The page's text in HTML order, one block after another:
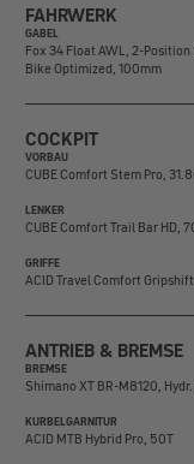
FAHRWERK
GABEL
Fox 34 Float AWL, 2-
Bike Optimized, 100mm
COCKPIT
VORBAU
CUBE Comfort Stem Pro,
LENKER
CUBE Comfort Trail Bar HD,
GRIFFE
ACID Travel Comfort Gripshift
ANTRIEB & BREMSE
BREMSE
Shimano XT BR-M8120,
KURBELGARNITUR
ACID MTB Hybrid Pro, 50T